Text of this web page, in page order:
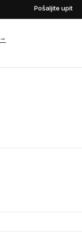
Pošaljite upit